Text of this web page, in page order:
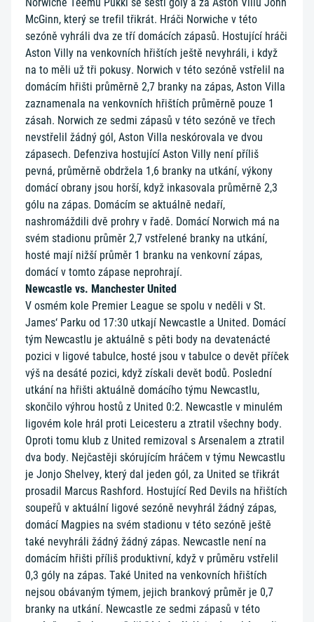
McGinn, který se trefil třikrát. Hráči Norwiche v této
sezóně vyhráli dva ze tří domácích zápasů. Hostující hráči
Aston Villy na venkovních hřištích ještě nevyhráli, i když
na to měli už tři pokusy. Norwich v této sezóně vstřelil na
domácím hřišti průměrně 2,7 branky na zápas, Aston Villa
zaznamenala na venkovních hřištích průměrně pouze 1
zásah. Norwich ze sedmi zápasů v této sezóně ve třech
nevstřelil žádný gól, Aston Villa neskórovala ve dvou
zápasech. Defenziva hostující Aston Villy není příliš
pevná, průměrně obdržela 1,6 branky na utkání, výkony
domácí obrany jsou horší, když inkasovala průměrně 2,3
gólu na zápas. Domácím se aktuálně nedaří,
nashromáždili dvě prohry v řadě. Domácí Norwich má na
svém stadionu průměr 2,7 vstřelené branky na utkání,
hosté mají nižší průměr 1 branku na venkovní zápas,
domácí v tomto zápase neprohrají.
Newcastle vs. Manchester United
V osmém kole Premier League se spolu v neděli v St.
James‘ Parku od 17:30 utkají Newcastle a United. Domácí
tým Newcastlu je aktuálně s pěti body na devatenácté
pozici v ligové tabulce, hosté jsou v tabulce o devět příček
výš na desáté pozici, když získali devět bodů. Poslední
utkání na hřišti aktuálně domácího týmu Newcastlu,
skončilo výhrou hostů z United 0:2. Newcastle v minulém
ligovém kole hrál proti Leicesteru a ztratil všechny body.
Oproti tomu klub z United remizoval s Arsenalem a ztratil
dva body. Nejčastěji skórujícím hráčem v týmu Newcastlu
je Jonjo Shelvey, který dal jeden gól, za United se třikrát
prosadil Marcus Rashford. Hostující Red Devils na hřištích
soupeřů v aktuální ligové sezóně nevyhrál žádný zápas,
domácí Magpies na svém stadionu v této sezóně ještě
také nevyhráli žádný žádný zápas. Newcastle není na
domácím hřišti příliš produktivní, když v průměru vstřelil
0,3 góly na zápas. Také United na venkovních hřištích
nejsou obávaným týmem, jejich brankový průměr je 0,7
branky na utkání. Newcastle ze sedmi zápasů v této